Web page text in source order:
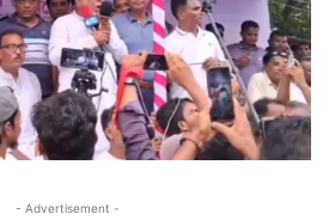
- Advertisement -